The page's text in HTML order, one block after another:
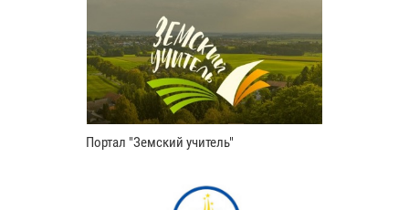
Портал "Земский учитель"